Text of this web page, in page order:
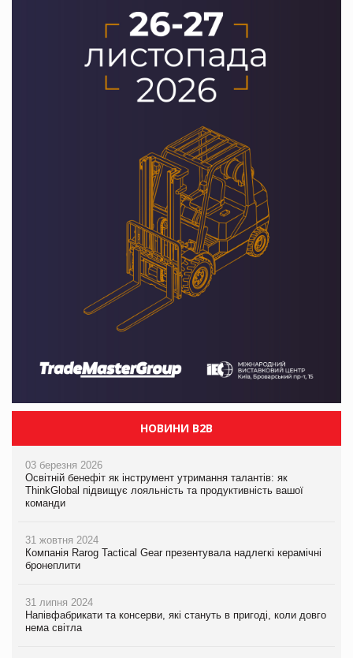
НОВИНИ B2B
03 березня 2026
Освітній бенефіт як інструмент утримання талантів: як
ThinkGlobal підвищує лояльність та продуктивність вашої
команди
31 жовтня 2024
Компанія Rarog Tactical Gear презентувала надлегкі керамічні
бронеплити
31 липня 2024
Напівфабрикати та консерви, які стануть в пригоді, коли довго
нема світла